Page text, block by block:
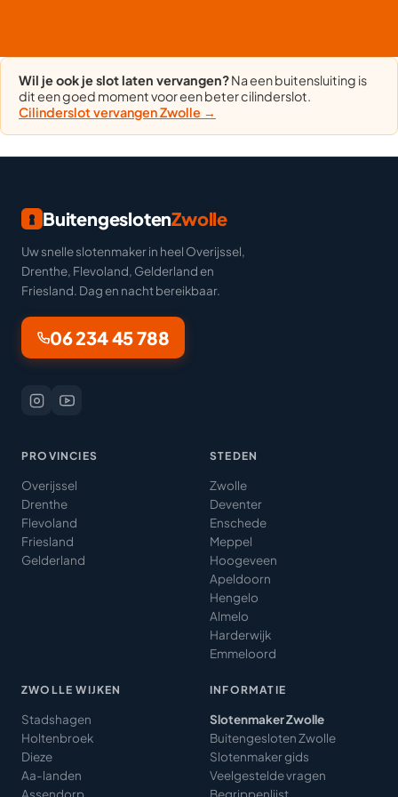
Wil je ook je slot laten vervangen?Na een buitensluiting is
dit een goed moment voor een beter cilinderslot.
Cilinderslot vervangen Zwolle →
BuitengeslotenZwolle
Uw snelle slotenmaker in heel Overijssel,
Drenthe, Flevoland, Gelderland en
Friesland. Dag en nacht bereikbaar.
06 234 45 788
PROVINCIES
Overijssel
Drenthe
Flevoland
Friesland
Gelderland
STEDEN
Zwolle
Deventer
Enschede
Meppel
Hoogeveen
Apeldoorn
Hengelo
Almelo
Harderwijk
Emmeloord
ZWOLLE WIJKEN
Stadshagen
Holtenbroek
Dieze
Aa-landen
Assendorp
INFORMATIE
Slotenmaker Zwolle
Buitengesloten Zwolle
Slotenmaker gids
Veelgestelde vragen
Begrippenlijst